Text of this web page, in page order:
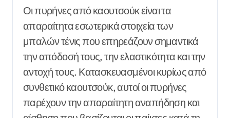
Οι πυρήνες από καουτσούκ είναι τα
απαραίτητα εσωτερικά στοιχεία των
μπαλών τένις που επηρεάζουν σημαντικά
την απόδοσή τους, την ελαστικότητα και την
αντοχή τους. Κατασκευασμένοι κυρίως από
συνθετικό καουτσούκ, αυτοί οι πυρήνες
παρέχουν την απαραίτητη αναπήδηση και